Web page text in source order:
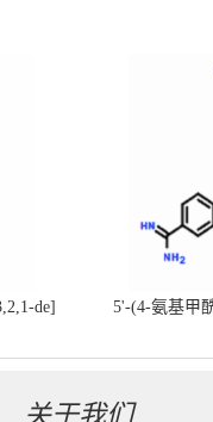
de]
5'-(4-氨基甲
关于我们